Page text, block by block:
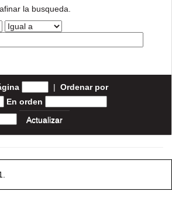
la busqueda.
| Ordenar por
En orden